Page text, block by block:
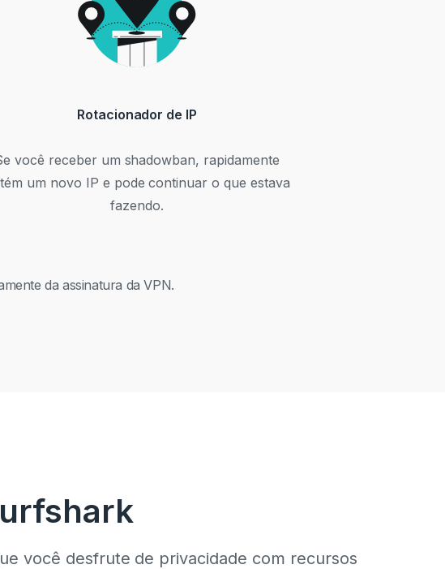
Rotacionador de IP
você receber um shadowban, rapidamente
um novo IP e pode continuar o que estava
fazendo.
da assinatura da VPN.
você desfrute de privacidade com recursos